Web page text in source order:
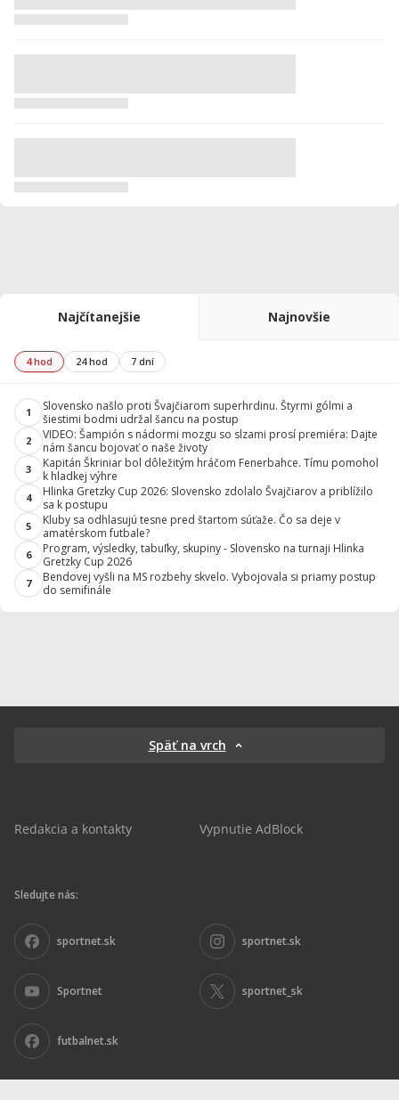
Najčítanejšie Najnovšie
4 hod 24 hod 7 dní
1
Slovensko našlo proti Švajčiarom superhrdinu. Štyrmi gólmi a
šiestimi bodmi udržal šancu na postup
2
VIDEO: Šampión s nádormi mozgu so slzami prosí premiéra: Dajte
nám šancu bojovať o naše životy
3
Kapitán Škriniar bol dôležitým hráčom Fenerbahce. Tímu pomohol
k hladkej výhre
4
Hlinka Gretzky Cup 2026: Slovensko zdolalo Švajčiarov a priblížilo
sa k postupu
5
Kluby sa odhlasujú tesne pred štartom súťaže. Čo sa deje v
amatérskom futbale?
6
Program, výsledky, tabuľky, skupiny - Slovensko na turnaji Hlinka
Gretzky Cup 2026
7
Bendovej vyšli na MS rozbehy skvelo. Vybojovala si priamy postup
do semifinále
Späť na vrch
Redakcia a kontakty Vypnutie AdBlock
Sledujte nás:
sportnet.sk sportnet.sk
Sportnet sportnet_sk
futbalnet.sk